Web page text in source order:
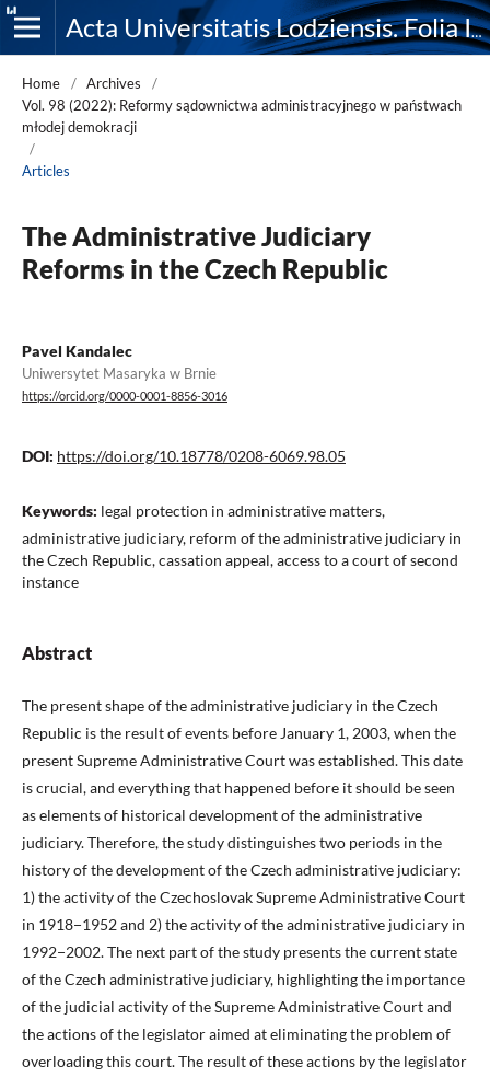
Acta Universitatis Lodziensis. Folia Iuridica
Home / Archives
/
Vol. 98 (2022): Reformy sądownictwa administracyjnego w państwach
młodej demokracji
/
Articles
The Administrative Judiciary
Reforms in the Czech Republic
Pavel Kandalec
Uniwersytet Masaryka w Brnie
https://orcid.org/0000-0001-8856-3016
DOI: https://doi.org/10.18778/0208-6069.98.05
Keywords: legal protection in administrative matters,
administrative judiciary, reform of the administrative judiciary in
the Czech Republic, cassation appeal, access to a court of second
instance
Abstract
The present shape of the administrative judiciary in the Czech
Republic is the result of events before January 1, 2003, when the
present Supreme Administrative Court was established. This date
is crucial, and everything that happened before it should be seen
as elements of historical development of the administrative
judiciary. Therefore, the study distinguishes two periods in the
history of the development of the Czech administrative judiciary:
1) the activity of the Czechoslovak Supreme Administrative Court
in 1918−1952 and 2) the activity of the administrative judiciary in
1992−2002. The next part of the study presents the current state
of the Czech administrative judiciary, highlighting the importance
of the judicial activity of the Supreme Administrative Court and
the actions of the legislator aimed at eliminating the problem of
overloading this court. The result of these actions by the legislator